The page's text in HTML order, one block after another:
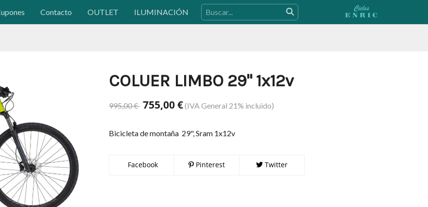
Contacto OUTLET ILUMINACIÓN
COLUER LIMBO 29" 1x12v
995,00 € 755,00 €(IVA General 21% incluido)
Bicicleta de montaña 29", Sram 1x12v
Facebook Pinterest Twitter